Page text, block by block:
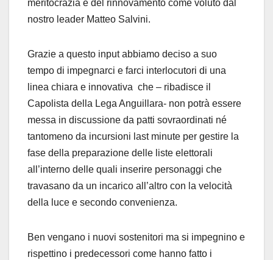
meritocrazia e del rinnovamento come voluto dal
nostro leader Matteo Salvini.
Grazie a questo input abbiamo deciso a suo
tempo di impegnarci e farci interlocutori di una
linea chiara e innovativa che – ribadisce il
Capolista della Lega Anguillara- non potrà essere
messa in discussione da patti sovraordinati né
tantomeno da incursioni last minute per gestire la
fase della preparazione delle liste elettorali
all’interno delle quali inserire personaggi che
travasano da un incarico all’altro con la velocità
della luce e secondo convenienza.
Ben vengano i nuovi sostenitori ma si impegnino e
rispettino i predecessori come hanno fatto i